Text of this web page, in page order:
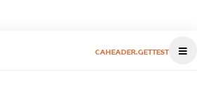
CAHEADER.GETTEST